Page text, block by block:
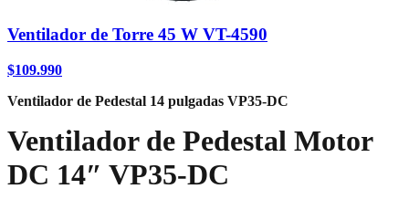
Ventilador de Torre 45 W VT-4590
$109.990
Ventilador de Pedestal 14 pulgadas VP35-DC
Ventilador de Pedestal Motor
DC 14″ VP35-DC